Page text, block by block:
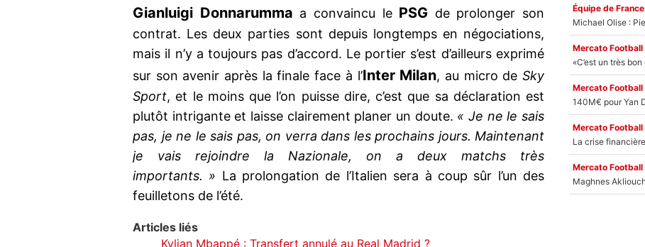
Gianluigi Donnarumma a convaincu le PSG de prolonger son
contrat. Les deux parties sont depuis longtemps en négociations,
mais il n’y a toujours pas d’accord. Le portier s’est d’ailleurs exprimé
sur son avenir après la finale face à l’Inter Milan, au micro deSky
Sport, et le moins que l’on puisse dire, c’est que sa déclaration est
plutôt intrigante et laisse clairement planer un doute. « Je ne le sais
pas, je ne le sais pas, on verra dans les prochains jours. Maintenant
je vais rejoindre la Nazionale, on a deux matchs très
importants. » La prolongation de l’Italien sera à coup sûr l’un des
feuilletons de l’été.
Articles liés
Kylian Mbappé : Transfert annulé au Real Madrid ?
Équipe de France
Mercato Football
Mercato Football
Mercato Football
Mercato Football